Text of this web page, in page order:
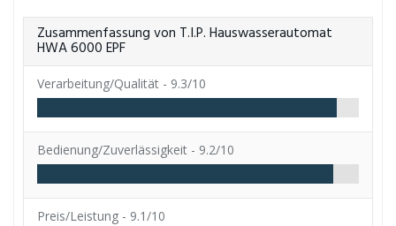
Zusammenfassung von T.I.P. Hauswasserautomat
HWA 6000 EPF
Verarbeitung/Qualität - 9.3/10
Bedienung/Zuverlässigkeit - 9.2/10
Preis/Leistung - 9.1/10